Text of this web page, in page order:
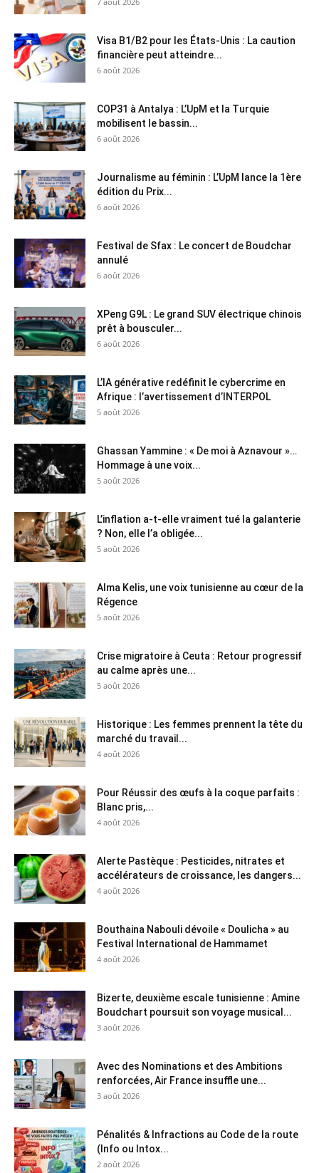
Visa B1/B2 pour les États-Unis : La caution
financière peut atteindre...
6 août 2026
COP31 à Antalya : L’UpM et la Turquie
mobilisent le bassin...
6 août 2026
Journalisme au féminin : L’UpM lance la 1ère
édition du Prix...
6 août 2026
Festival de Sfax : Le concert de Boudchar
annulé
6 août 2026
XPeng G9L : Le grand SUV électrique chinois
prêt à bousculer...
6 août 2026
L’IA générative redéfinit le cybercrime en
Afrique : l’avertissement d’INTERPOL
5 août 2026
Ghassan Yammine : « De moi à Aznavour »…
Hommage à une voix...
5 août 2026
L’inflation a-t-elle vraiment tué la galanterie
? Non, elle l’a obligée...
5 août 2026
Alma Kelis, une voix tunisienne au cœur de la
Régence
5 août 2026
Crise migratoire à Ceuta : Retour progressif
au calme après une...
5 août 2026
Historique : Les femmes prennent la tête du
marché du travail...
4 août 2026
Pour Réussir des œufs à la coque parfaits :
Blanc pris,...
4 août 2026
Alerte Pastèque : Pesticides, nitrates et
accélérateurs de croissance, les dangers...
4 août 2026
Bouthaina Nabouli dévoile « Doulicha » au
Festival International de Hammamet
4 août 2026
Bizerte, deuxième escale tunisienne : Amine
Boudchart poursuit son voyage musical...
3 août 2026
Avec des Nominations et des Ambitions
renforcées, Air France insuffle une...
3 août 2026
Pénalités & Infractions au Code de la route
(Info ou Intox...
2 août 2026